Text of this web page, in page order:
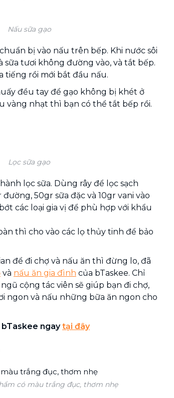
Nấu sữa gạo
bị vào nấu trên bếp. Khi nước sôi
sữa tươi không đường vào, và tắt bếp.
tiếng rồi mới bắt đầu nấu.
đều tay để gạo không bị khét ở
vàng nhạt thì bạn có thể tắt bếp rồi.
Lọc sữa gạo
lọc sữa. Dùng rây để lọc sạch
50gr sữa đặc và 10gr vani vào
các loại gia vị để phù hợp với khẩu
thì cho vào các lọ thủy tinh để bảo
để đi chợ và nấu ăn thì đừng lo, đã
và nấu ăn gia đình của bTaskee. Chỉ
cộng tác viên sẽ giúp bạn đi chợ,
ngon và nấu những bữa ăn ngon cho
bTaskee ngaytại đây
có màu trắng đục, thơm nhẹ